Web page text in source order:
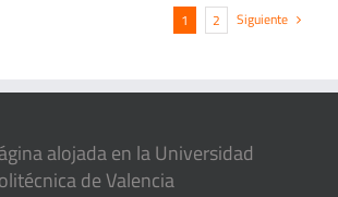
1 2 Siguiente
alojada en la Universidad
de Valencia